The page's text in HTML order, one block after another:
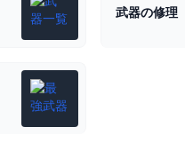
武器の修理